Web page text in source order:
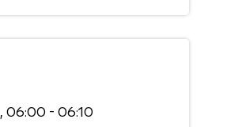
06:00 - 06:10